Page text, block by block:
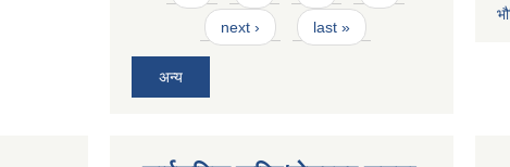
next › last »
अन्य